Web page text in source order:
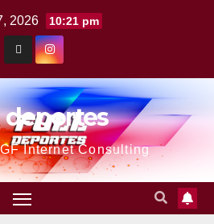
2026 10:21 pm
deportes
Internet Consulting